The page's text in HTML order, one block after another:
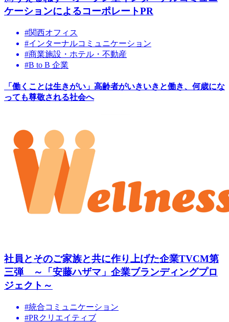
ケーションによるコーポレートPR
#関西オフィス
#インターナルコミュニケーション
#商業施設・ホテル・不動産
#B to B 企業
「働くことは生きがい」高齢者がいきいきと働き、何歳にな
っても尊敬される社会へ
社員とそのご家族と共に作り上げた企業TVCM第
三弾 ～「安藤ハザマ」企業ブランディングプロ
ジェクト～
#統合コミュニケーション
#PRクリエイティブ